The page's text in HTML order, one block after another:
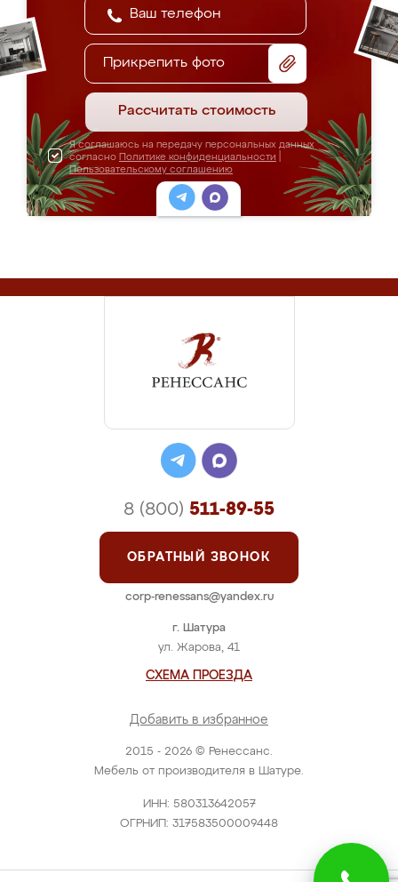
Прикрепить фото
Рассчитать стоимость
Я соглашаюсь на передачу персональных данных
согласно Политике конфиденциальности
Пользовательскому соглашению
2015 - 2026 © Ренессанс.
Мебель от производителя в Шатуре.
ИНН: 580313642057
ОГРНИП: 317583500009448
г. Шатура
ул. Жарова, 41
СХЕМА ПРОЕЗДА
Добавить в избранное
8 (800) 511-89-55
ОБРАТНЫЙ ЗВОНОК
corp-renessans@yandex.ru